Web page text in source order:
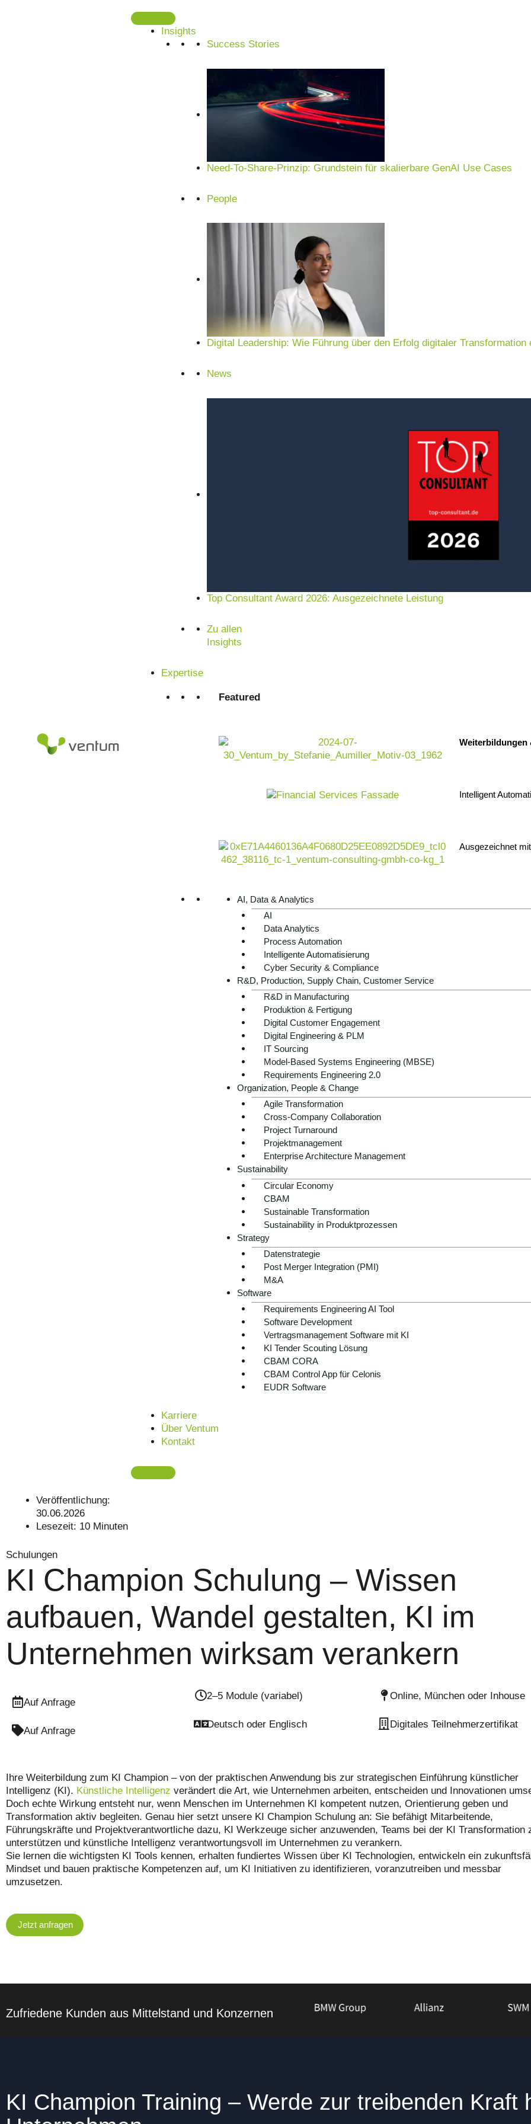
Insights
Success Stories
Need-To-Share-Prinzip: Grundstein für skalierbare GenAI Use Cases
People
Digital Leadership: Wie Führung über den Erfolg digitaler Transformation
News
Top Consultant Award 2026: Ausgezeichnete Leistung
Zu allen
Insights
Expertise
Featured
Weiterbildungen
Intelligent
Ausgezeichnet
AI, Data & Analytics
AI
Data Analytics
Process Automation
Intelligente Automatisierung
Cyber Security & Compliance
R&D, Production, Supply Chain, Customer Service
R&D in Manufacturing
Produktion & Fertigung
Digital Customer Engagement
Digital Engineering & PLM
IT Sourcing
Model-Based Systems Engineering (MBSE)
Requirements Engineering 2.0
Organization, People & Change
Agile Transformation
Cross-Company Collaboration
Project Turnaround
Projektmanagement
Enterprise Architecture Management
Sustainability
Circular Economy
CBAM
Sustainable Transformation
Sustainability in Produktprozessen
Strategy
Datenstrategie
Post Merger Integration (PMI)
M&A
Software
Requirements Engineering AI Tool
Software Development
Vertragsmanagement Software mit KI
KI Tender Scouting Lösung
CBAM CORA
CBAM Control App für Celonis
EUDR Software
Karriere
Über Ventum
Kontakt
Veröffentlichung:
30.06.2026
Lesezeit: 10 Minuten
Schulungen
KI Champion Schulung – Wissen
aufbauen, Wandel gestalten, KI im
Unternehmen wirksam verankern
Auf Anfrage
2–5 Module (variabel) Online, München oder Inhouse
Auf Anfrage
Deutsch oder Englisch Digitales Teilnehmerzertifikat
Ihre Weiterbildung zum KI Champion – von der praktischen Anwendung bis zur strategischen Einführung künstlicher
Intelligenz (KI). Künstliche Intelligenz verändert die Art, wie Unternehmen arbeiten, entscheiden und Innovationen
Doch echte Wirkung entsteht nur, wenn Menschen im Unternehmen KI kompetent nutzen, Orientierung geben und
Transformation aktiv begleiten. Genau hier setzt unsere KI Champion Schulung an: Sie befähigt Mitarbeitende,
Führungskräfte und Projektverantwortliche dazu, KI Werkzeuge sicher anzuwenden, Teams bei der KI Transformation
unterstützen und künstliche Intelligenz verantwortungsvoll im Unternehmen zu verankern.
Sie lernen die wichtigsten KI Tools kennen, erhalten fundiertes Wissen über KI Technologien, entwickeln ein
Mindset und bauen praktische Kompetenzen auf, um KI Initiativen zu identifizieren, voranzutreiben und messbar
umzusetzen.
Jetzt anfragen
Zufriedene Kunden aus Mittelstand und Konzernen
KI Champion Training – Werde zur treibenden Kraft